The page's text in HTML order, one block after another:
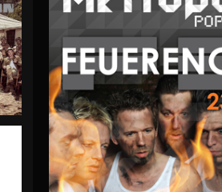
Stunts:
Die Firma
Feeling B
First Arsch
Magdalene
Combo
Rammstein in NL
Side-projects Lindemann
Emigrate